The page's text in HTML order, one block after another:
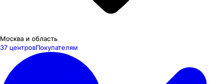
Москва и область
37 центровПокупателям